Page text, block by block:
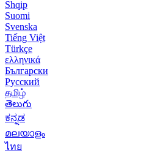
Shqip
Suomi
Svenska
Tiếng Việt
Türkçe
ελληνικά
Български
Русский
தமிழ்
తెలుగు
ಕನ್ನಡ
മലയാളം
ไทย